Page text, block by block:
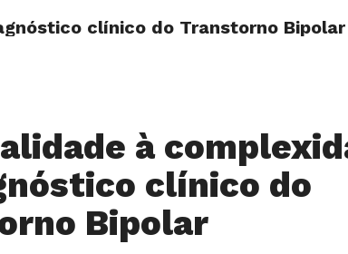
EDITORIAS
Refletindo
Turminha da Paz
#BoraViver
Caminhos da Água
CONTATO EDIÇÃO IMPRESSA
clínico do Transtorno Bipolar
à
clínico do
Bipolar